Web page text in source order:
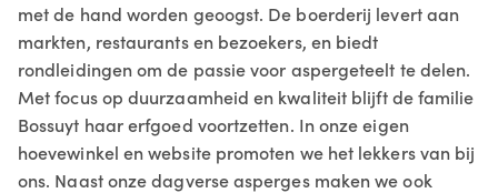
met de hand worden geoogst. De boerderij levert aan
markten, restaurants en bezoekers, en biedt
rondleidingen om de passie voor aspergeteelt te delen.
Met focus op duurzaamheid en kwaliteit blijft de familie
Bossuyt haar erfgoed voortzetten. In onze eigen
hoevewinkel en website promoten we het lekkers van bij
ons. Naast onze dagverse asperges maken we ook